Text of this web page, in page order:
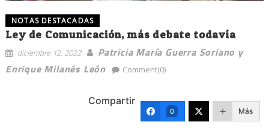
NOTAS DESTACADAS
Ley de Comunicación, más debate todavía
diciembre 12, 2022
Patricia María Guerra Soriano y
Enrique Milanés León
Comment(0)
Compartir
0 Más